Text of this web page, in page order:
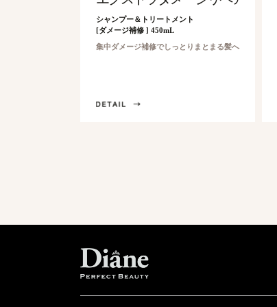
シャンプー＆トリートメント
[ダメージ補修 ] 450mL
集中ダメージ補修でしっとりまとまる髪へ